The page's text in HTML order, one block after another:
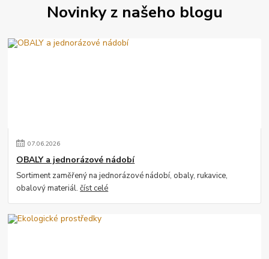
Novinky z našeho blogu
07.06.2026
OBALY a jednorázové nádobí
Sortiment zaměřený na jednorázové nádobí, obaly, rukavice,
obalový materiál.číst celé